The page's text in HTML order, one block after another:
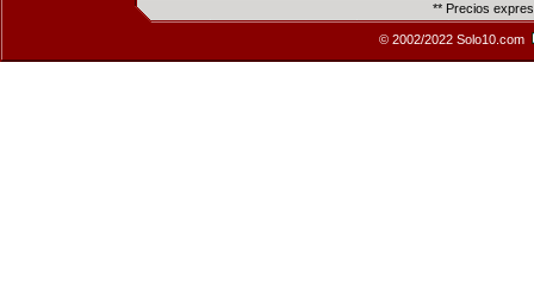
** Precios
© 2002/2022 Solo10.com